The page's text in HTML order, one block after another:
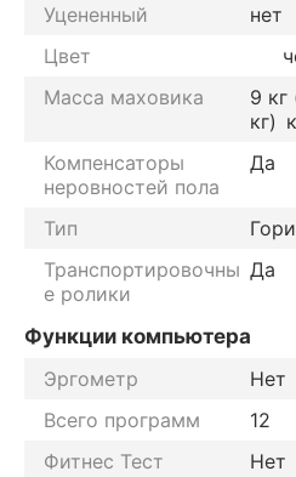
Уцененный
нет
Цвет
Масса маховика
9 кг
кг)
Компенсаторы
неровностей пола
Да
Тип
Транспортировочны
е ролики
Да
Функции компьютера
Эргометр
Нет
Всего программ
12
Фитнес Тест
Нет